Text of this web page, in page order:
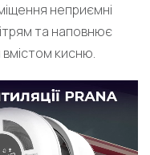
неприємні
та наповнює
кисню.